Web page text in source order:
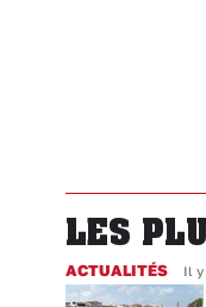
LES
ACTUALITÉS Il y